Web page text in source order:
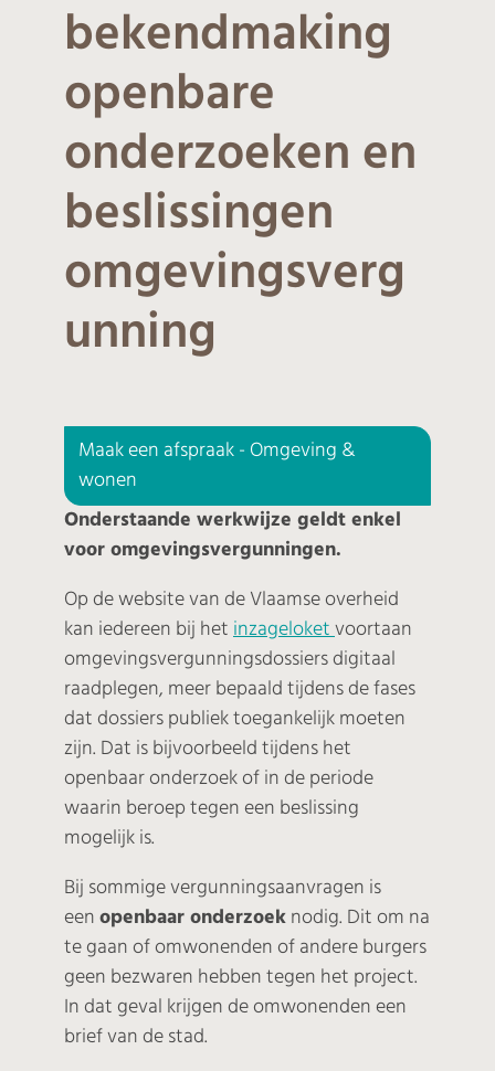
bekendmaking
openbare
onderzoeken en
beslissingen
omgevingsverg
unning
Maak een afspraak - Omgeving &
wonen
Onderstaande werkwijze geldt enkel
voor omgevingsvergunningen.
Op de website van de Vlaamse overheid
kan iedereen bij het inzageloket voortaan
omgevingsvergunningsdossiers digitaal
raadplegen, meer bepaald tijdens de fases
dat dossiers publiek toegankelijk moeten
zijn. Dat is bijvoorbeeld tijdens het
openbaar onderzoek of in de periode
waarin beroep tegen een beslissing
mogelijk is.
Bij sommige vergunningsaanvragen is
een openbaar onderzoek nodig. Dit om na
te gaan of omwonenden of andere burgers
geen bezwaren hebben tegen het project.
In dat geval krijgen de omwonenden een
brief van de stad.